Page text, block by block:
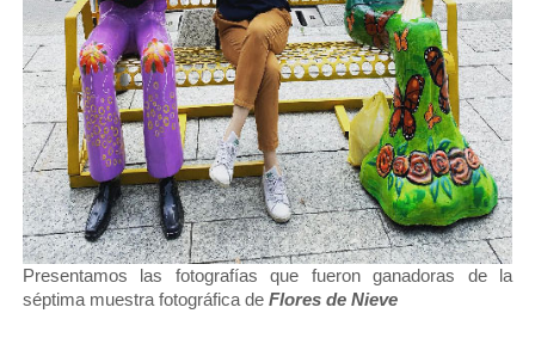
Presentamos las fotografías que fueron ganadoras de la
séptima muestra fotográfica de Flores de Nieve